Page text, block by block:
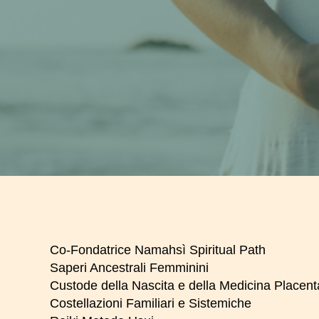
Co-Fondatrice Namahsì Spiritual Path
Saperi Ancestrali Femminini
Custode della Nascita e della Medicina
Costellazioni Familiari e Sistemiche